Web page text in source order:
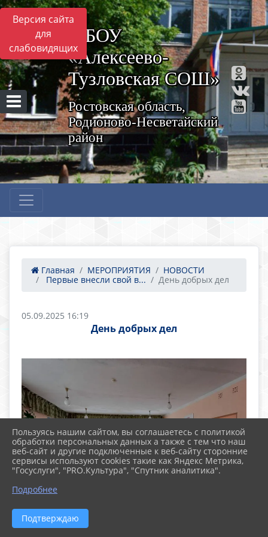
Версия сайта
для
слабовидящих
МБОУ
«Алексеево-
Тузловская СОШ»
Ростовская область,
Родионово-Несветайский
район
Главная МЕРОПРИЯТИЯ
НОВОСТИ
​ Первые внесли свой в...
День добрых дел
05.09.2025 16:19
День добрых дел
Пользуясь нашим сайтом, вы соглашаетесь с политикой
обработки персональных данных а также с тем что наш
веб-сайт и другие подключенные к веб-сайту сторонние
сервисы используют cookies такие как Яндекс Метрика,
"Госуслуги", "PRO.Культура", "Спутник аналитика".
Подробнее
Подтверждаю